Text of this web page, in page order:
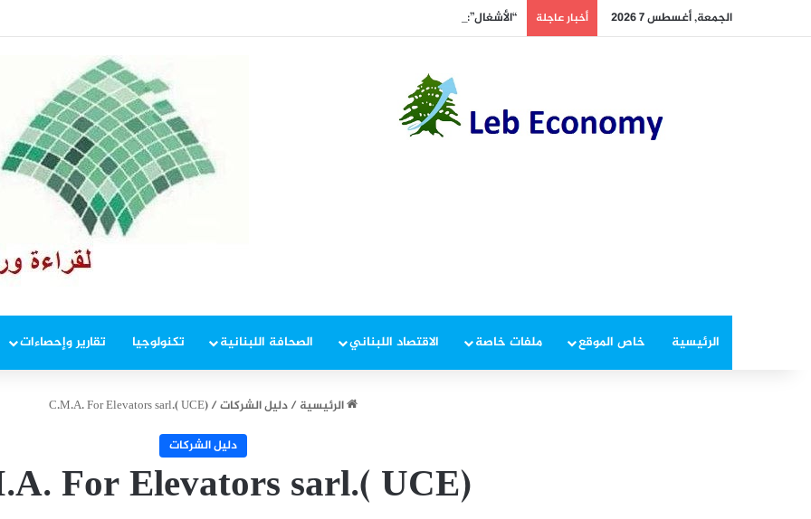
الجمعة, أغسطس 7 2026 أخبار عاجلة “الأشغال”: إجراءات ميدانية متكاملة لمعالجة ملف الطيور في محيط المطار
الرئيسية خاص الموقع ملفات خاصة الاقتصاد اللبناني الصحافة اللبنانية تكنولوجيا تقارير وإحصاءات
الرئيسية / دليل الشركات/
C.M.A. For Elevators sarl.( UCE)
دليل الشركات
For Elevators sarl.( UCE)